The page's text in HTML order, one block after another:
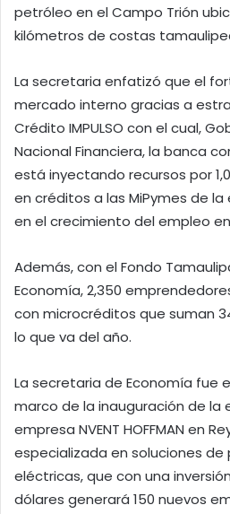
petróleo en el Campo Trión
kilómetros de costas
La secretaria enfatizó que el
mercado interno gracias a
Crédito IMPULSO con el cual,
Nacional Financiera, la banca
está inyectando recursos por
en créditos a las MiPymes de
en el crecimiento del empleo
Además, con el Fondo
Economía, 2,350
con microcréditos que suman
lo que va del año.
La secretaria de Economía fue
marco de la inauguración de la
empresa NVENT HOFFMAN en
especializada en soluciones
eléctricas, que con una
dólares generará 150 nuevos